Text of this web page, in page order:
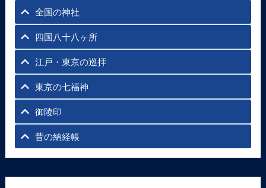
全国の神社
四国八十八ヶ所
江戸・東京の巡拝
東京の七福神
御陵印
昔の納経帳